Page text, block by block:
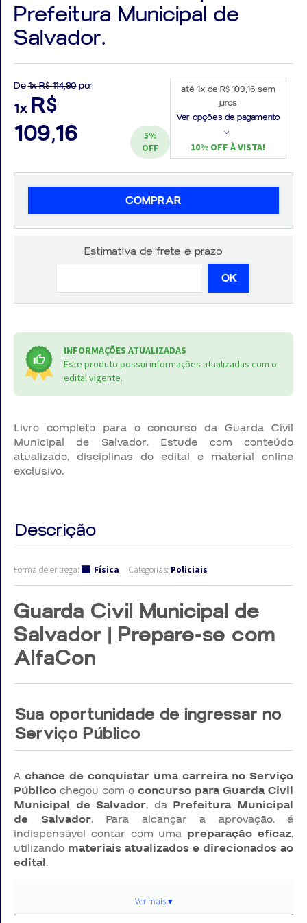
Notícias
Aulas
VIVO
GRATUITAS!
Prefeitura Municipal de
Salvador.
De 1x R$ 114,90por
1x R$
109,16
5%
OFF
até 1x de R$ 109,16 sem
juros
Ver opções de pagamento
10% OFF À VISTA!
COMPRAR
Estimativa de frete e prazo
OK
INFORMAÇÕES ATUALIZADAS
Este produto possui informações atualizadas com o
edital vigente.
Livro completo para o concurso da Guarda Civil
Municipal de Salvador. Estude com conteúdo
atualizado, disciplinas do edital e material online
exclusivo.
Descrição
Forma de entrega: Física Categorias: Policiais
Guarda Civil Municipal de
Salvador | Prepare-se com
AlfaCon
Sua oportunidade de ingressar no
Serviço Público
A chance de conquistar uma carreira no Serviço
Público chegou com o concurso para Guarda Civil
Municipal de Salvador, da Prefeitura Municipal
de Salvador. Para alcançar a aprovação, é
indispensável contar com uma preparação eficaz,
utilizando materiais atualizados e direcionados ao
edital.
Editora AlfaCon
nacional empreparação para concursos públicos,
Ver mais ▾